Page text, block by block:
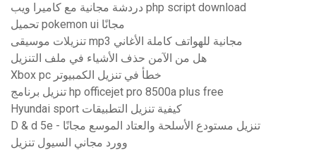
دردشة مجانية مع كاميرا ويب php script download
تحميل pokemon ui مجانًا
تنزيلات موسيقى mp3 مجانية للهواتف كاملة الأغاني
هل من الآمن حذف الأشياء في ملف التنزيل
Xbox pc خطأ في تنزيل الكمبيوتر
تنزيل برنامج hp officejet pro 8500a plus free
Hyundai sport كيفية تنزيل التطبيقات
D & d 5e - تنزيل مستودع الأسلحة والعتاد الموسع مجانًا
وورد مجاني السيول تنزيل